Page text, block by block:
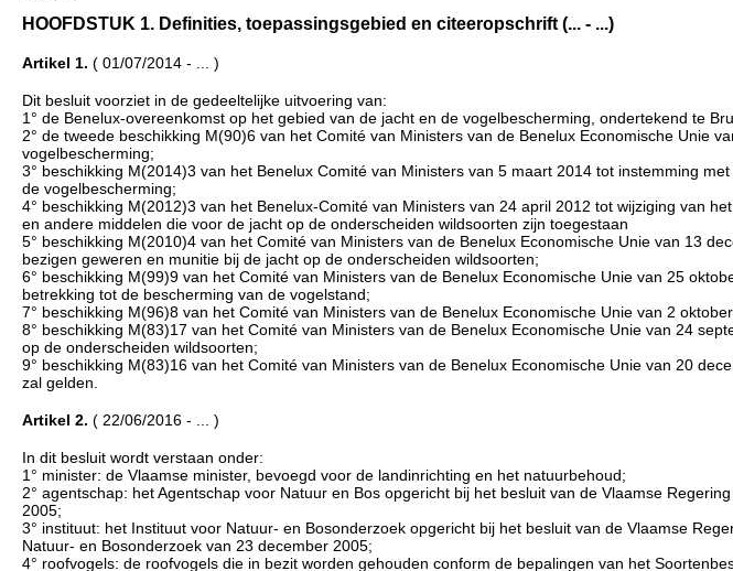
HOOFDSTUK 1. Definities, toepassingsgebied en citeeropschrift (... - ...)
Artikel 1. ( 01/07/2014 - ... )
Dit besluit voorziet in de gedeeltelijke uitvoering van:
1° de Benelux-overeenkomst op het gebied van de jacht en de vogelbescherming, ondertekend te
2° de tweede beschikking M(90)6 van het Comité van Ministers van de Benelux Economische Unie
vogelbescherming;
3° beschikking M(2014)3 van het Benelux Comité van Ministers van 5 maart 2014 tot instemming
de vogelbescherming;
4° beschikking M(2012)3 van het Benelux-Comité van Ministers van 24 april 2012 tot wijziging van
en andere middelen die voor de jacht op de onderscheiden wildsoorten zijn toegestaan
5° beschikking M(2010)4 van het Comité van Ministers van de Benelux Economische Unie van 13
bezigen geweren en munitie bij de jacht op de onderscheiden wildsoorten;
6° beschikking M(99)9 van het Comité van Ministers van de Benelux Economische Unie van 25
betrekking tot de bescherming van de vogelstand;
7° beschikking M(96)8 van het Comité van Ministers van de Benelux Economische Unie van 2
8° beschikking M(83)17 van het Comité van Ministers van de Benelux Economische Unie van 24
op de onderscheiden wildsoorten;
9° beschikking M(83)16 van het Comité van Ministers van de Benelux Economische Unie van 20
zal gelden.
Artikel 2. ( 22/06/2016 - ... )
In dit besluit wordt verstaan onder:
1° minister: de Vlaamse minister, bevoegd voor de landinrichting en het natuurbehoud;
2° agentschap: het Agentschap voor Natuur en Bos opgericht bij het besluit van de Vlaamse
2005;
3° instituut: het Instituut voor Natuur- en Bosonderzoek opgericht bij het besluit van de Vlaamse
Natuur- en Bosonderzoek van 23 december 2005;
4° roofvogels: de roofvogels die in bezit worden gehouden conform de bepalingen van het